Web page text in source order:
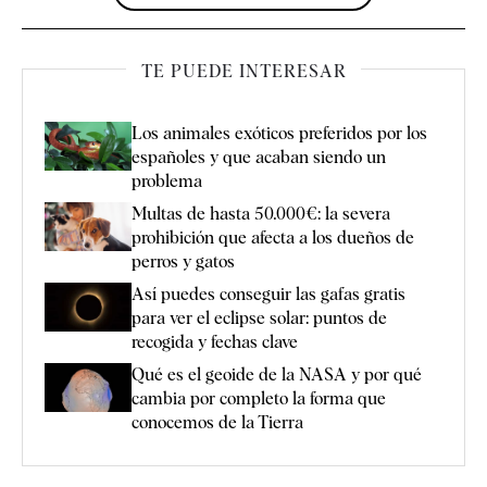
TE PUEDE INTERESAR
Los animales exóticos preferidos por los
españoles y que acaban siendo un
problema
Multas de hasta 50.000€: la severa
prohibición que afecta a los dueños de
perros y gatos
Así puedes conseguir las gafas gratis
para ver el eclipse solar: puntos de
recogida y fechas clave
Qué es el geoide de la NASA y por qué
cambia por completo la forma que
conocemos de la Tierra